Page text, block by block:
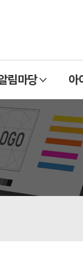
림마당
열
기
아